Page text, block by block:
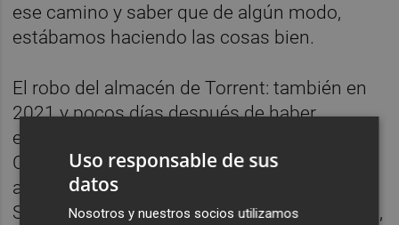
ese camino y saber que de algún modo,
estábamos haciendo las cosas bien.
El robo del almacén de Torrent: también en
2021 y pocos días después de haber
entregado el calzado de los paralímpicos al
Comité, sufrimos un brutal robo en un
almacén que teníamos alquilado en Torrent.
Se llevaron en torno a mil pares de zapatillas,
Uso responsable de sus
datos
Nosotros y nuestros socios utilizamos